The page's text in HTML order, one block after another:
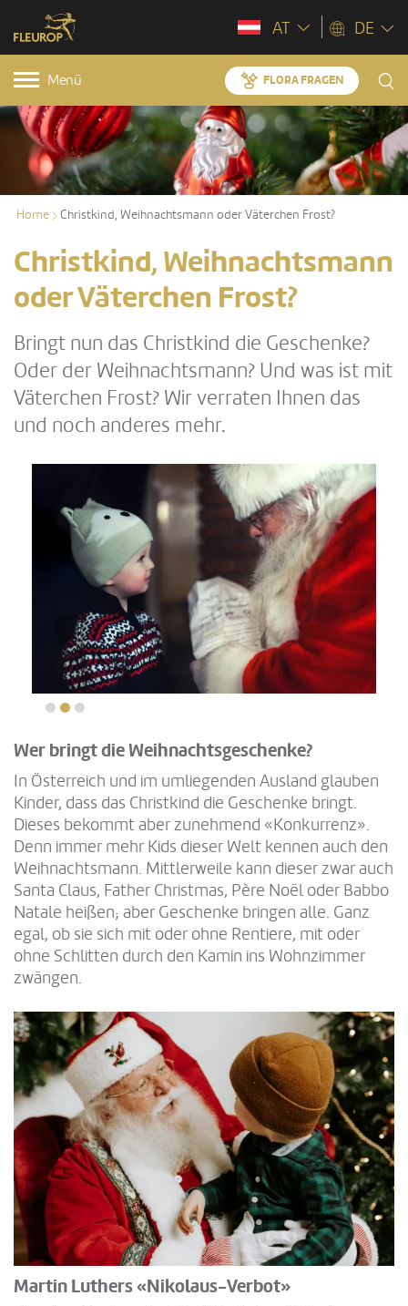
AT DE
Menü FLORA FRAGEN
Home Christkind, Weihnachtsmann oder Väterchen Frost?
Christkind, Weihnachtsmann
oder Väterchen Frost?
Bringt nun das Christkind die Geschenke?
Oder der Weihnachtsmann? Und was ist mit
Väterchen Frost? Wir verraten Ihnen das
und noch anderes mehr.
Wer bringt die Weihnachtsgeschenke?
In Österreich und im umliegenden Ausland glauben
Kinder, dass das Christkind die Geschenke bringt.
Dieses bekommt aber zunehmend «Konkurrenz».
Denn immer mehr Kids dieser Welt kennen auch den
Weihnachtsmann. Mittlerweile kann dieser zwar auch
Santa Claus, Father Christmas, Père Noël oder Babbo
Natale heißen; aber Geschenke bringen alle. Ganz
egal, ob sie sich mit oder ohne Rentiere, mit oder
ohne Schlitten durch den Kamin ins Wohnzimmer
zwängen.
Martin Luthers «Nikolaus-Verbot»